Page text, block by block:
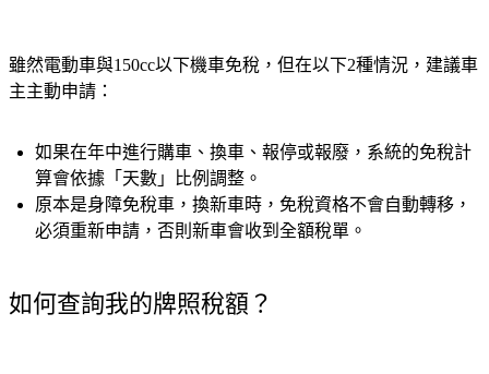
雖然電動車與150cc以下機車免稅，但在以下2種情況，建議車
主主動申請：
如果在年中進行購車、換車、報停或報廢，系統的免稅計
算會依據「天數」比例調整。
原本是身障免稅車，換新車時，免稅資格不會自動轉移，
必須重新申請，否則新車會收到全額稅單。
如何查詢我的牌照稅額？